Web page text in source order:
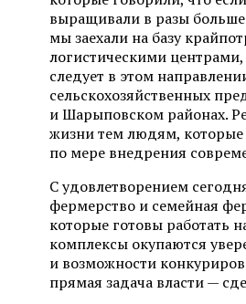
выращивали в разы
мы заехали на базу
логистическими
следует в этом
сельскохозяйственных
и Шарыповском районах.
жизни тем людям, которые
по мере внедрения
С удовлетворением
фермерство и семейная
которые готовы работать
комплексы окупаются
и возможности
прямая задача власти —